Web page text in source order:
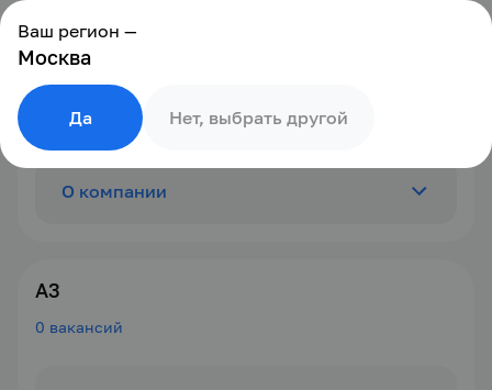
А3
0 вакансий
О компании
Ваш регион —
Москва
Нет, выбрать другой
Да